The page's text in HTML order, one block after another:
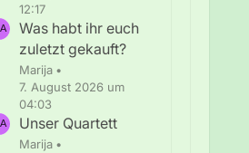
12:17
Was habt ihr euch
zuletzt gekauft?
Marija
7. August 2026 um
04:03
Unser Quartett
Marija